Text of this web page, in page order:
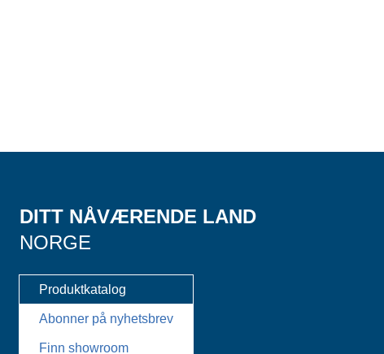
DITT NÅVÆRENDE LAND
NORGE
Produktkatalog
Abonner på nyhetsbrev
Finn showroom